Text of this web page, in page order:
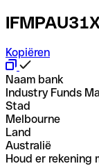
Kopiëren
Naam bank
Industry Funds
Stad
Melbourne
Land
Australië
Houd er rekening